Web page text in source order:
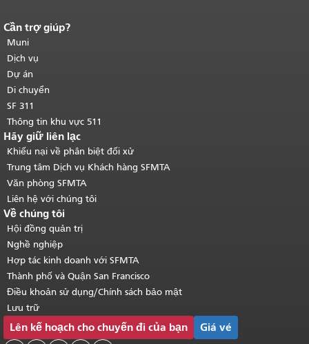
Kết thúc nội dung trang.
của trang này được lặp lại trên mọi
trang.Quay lại đầu trang nội dung
chính.
Cần trợ giúp?
Muni
Dịch vụ
Dự án
Di chuyển
SF 311
Thông tin khu vực 511
Hãy giữ liên lạc
Khiếu nại về phân biệt đối xử
Trung tâm Dịch vụ Khách hàng SFMTA
Văn phòng SFMTA
Liên hệ với chúng tôi
Về chúng tôi
Hội đồng quản trị
Nghề nghiệp
Hợp tác kinh doanh với SFMTA
Thành phố và Quận San Francisco
Điều khoản sử dụng/Chính sách bảo mật
Lưu trữ
Lên kế hoạch cho chuyến đi của bạn Giá vé